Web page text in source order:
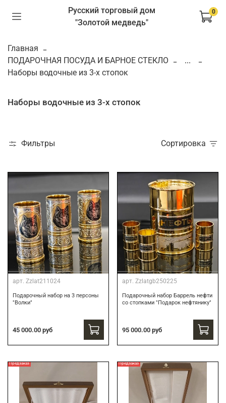
Русский торговый дом
"Золотой медведь"
0
Главная
ПОДАРОЧНАЯ ПОСУДА И БАРНОЕ СТЕКЛО
...
Наборы водочные из 3-х стопок
Наборы водочные из 3-х стопок
Фильтры Сортировка
арт. Zzlat211024
Подарочный набор на 3 персоны
"Волки"
45 000.00 руб
арт. Zzlatgb250225
Подарочный набор Баррель нефти
со стопками "Подарок нефтянику"
95 000.00 руб
Предзаказ Предзаказ